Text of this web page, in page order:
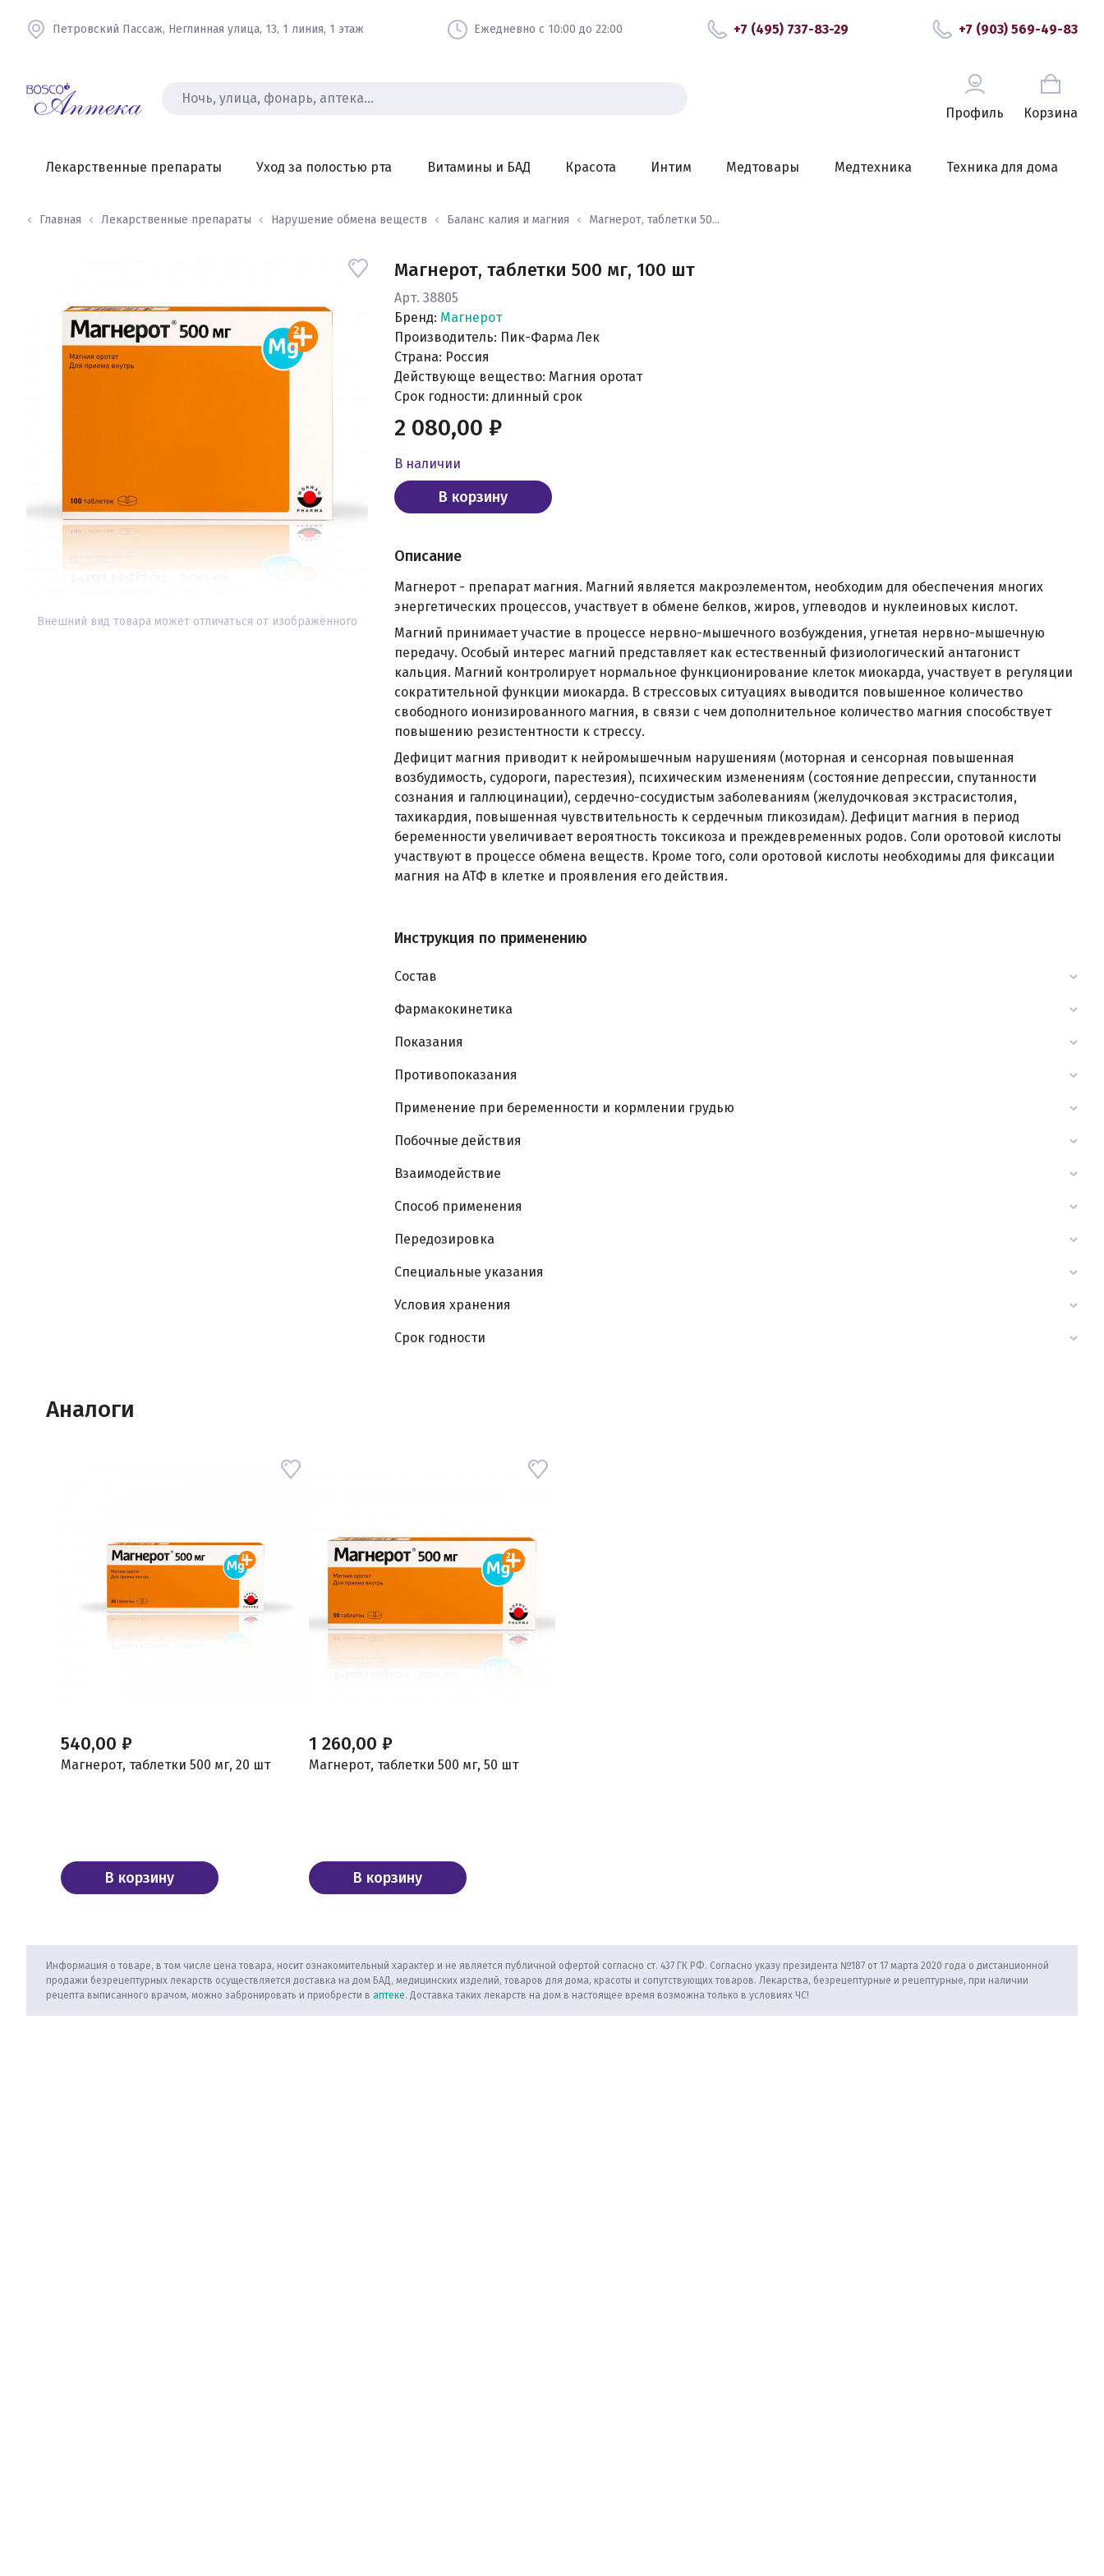
Петровский Пассаж, Неглинная улица, 13, 1 линия, 1 этаж Ежедневно с 10:00 до 22:00 +7 (495) 737-83-29 +7 (903) 569-49-83
Профиль Корзина
Лекарственные препараты Уход за полостью рта Витамины и БАД Красота Интим Медтовары Медтехника Техника для дома
Главная Лекарственные препараты Нарушение обмена веществ Баланс калия и магния Магнерот, таблетки 50...
Внешний вид товара может отличаться от изображённого
Магнерот, таблетки 500 мг, 100 шт
Арт. 38805
Бренд: Магнерот
Производитель: Пик-Фарма Лек
Страна: Россия
Действующе вещество: Магния оротат
Срок годности: длинный срок
2 080,00 ₽
В наличии
В корзину
Описание
Магнерот - препарат магния. Магний является макроэлементом, необходим для обеспечения многих
энергетических процессов, участвует в обмене белков, жиров, углеводов и нуклеиновых кислот.
Магний принимает участие в процессе нервно-мышечного возбуждения, угнетая нервно-мышечную
передачу. Особый интерес магний представляет как естественный физиологический антагонист
кальция. Магний контролирует нормальное функционирование клеток миокарда, участвует в регуляции
сократительной функции миокарда. В стрессовых ситуациях выводится повышенное количество
свободного ионизированного магния, в связи с чем дополнительное количество магния способствует
повышению резистентности к стрессу.
Дефицит магния приводит к нейромышечным нарушениям (моторная и сенсорная повышенная
возбудимость, судороги, парестезия), психическим изменениям (состояние депрессии, спутанности
сознания и галлюцинации), сердечно-сосудистым заболеваниям (желудочковая экстрасистолия,
тахикардия, повышенная чувствительность к сердечным гликозидам). Дефицит магния в период
беременности увеличивает вероятность токсикоза и преждевременных родов. Соли оротовой кислоты
участвуют в процессе обмена веществ. Кроме того, соли оротовой кислоты необходимы для фиксации
магния на АТФ в клетке и проявления его действия.
Инструкция по применению
Состав
Фармакокинетика
Показания
Противопоказания
Применение при беременности и кормлении грудью
Побочные действия
Взаимодействие
Способ применения
Передозировка
Специальные указания
Условия хранения
Срок годности
Аналоги
540,00 ₽
Магнерот, таблетки 500 мг, 20 шт
В корзину
1 260,00 ₽
Магнерот, таблетки 500 мг, 50 шт
В корзину
Информация о товаре, в том числе цена товара, носит ознакомительный характер и не является публичной офертой согласно ст. 437 ГК РФ. Согласно указу президента №187 от 17 марта 2020 года о дистанционной
продажи безрецептурных лекарств осуществляется доставка на дом БАД, медицинских изделий, товаров для дома, красоты и сопутствующих товаров. Лекарства, безрецептурные и рецептурные, при наличии
рецепта выписанного врачом, можно забронировать и приобрести в аптеке. Доставка таких лекарств на дом в настоящее время возможна только в условиях ЧС!